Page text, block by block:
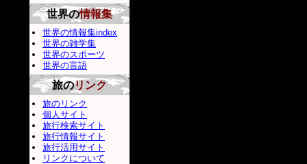
世界の情報集
世界の情報集index
世界の雑学集
世界のスポーツ
世界の言語
旅のリンク
旅のリンク
個人サイト
旅行検索サイト
旅行情報サイト
旅行活用サイト
リンクについて